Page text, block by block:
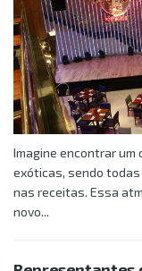
Imagine encontrar um
exóticas, sendo
nas receitas. Essa
novo...